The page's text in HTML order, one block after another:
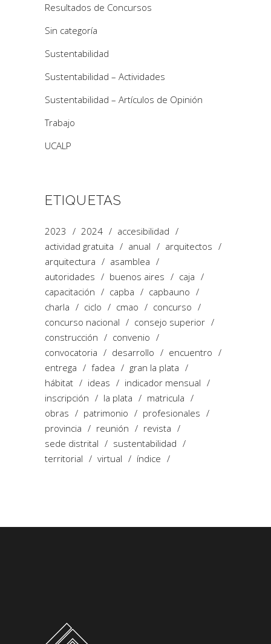
Resultados de Concursos
Sin categoría
Sustentabilidad
Sustentabilidad – Actividades
Sustentabilidad – Artículos de Opinión
Trabajo
UCALP
ETIQUETAS
2023 2024
accesibilidad
actividad gratuita
anual
arquitectos
arquitectura
asamblea
autoridades
buenos aires
caja
capacitación
capba
capbauno
charla
ciclo cmao
concurso
concurso nacional
consejo superior
construcción
convenio
convocatoria
desarrollo
encuentro
entrega
fadea
gran la plata
hábitat
ideas
indicador mensual
inscripción
la plata
matricula
obras
patrimonio
profesionales
provincia
reunión
revista
sede distrital
sustentabilidad
territorial
virtual índice